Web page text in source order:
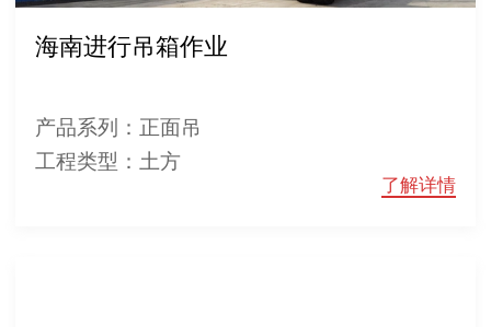
海南进行吊箱作业
产品系列：正面吊
工程类型：土方
了解详情